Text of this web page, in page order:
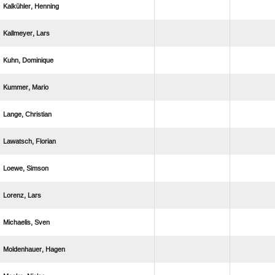
 
 
 
 
 
 
 
 
 
 